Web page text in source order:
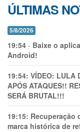
ÚLTIMAS
5/8/2026
19:54 - Baixe o
Android!
19:54: VÍDEO: LULA
APÓS ATAQUES!!
SERÁ BRUTAL!!!
19:15: Recuperação
marca histórica de